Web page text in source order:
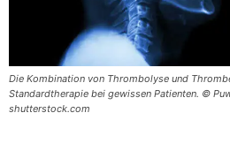
Die Kombination von Thrombolyse und
Standardtherapie bei gewissen Patienten. ©
shutterstock.com